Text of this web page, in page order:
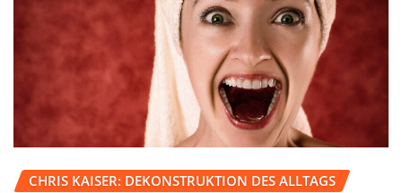
CHRIS KAISER: DEKONSTRUKTION DES ALLTAGS